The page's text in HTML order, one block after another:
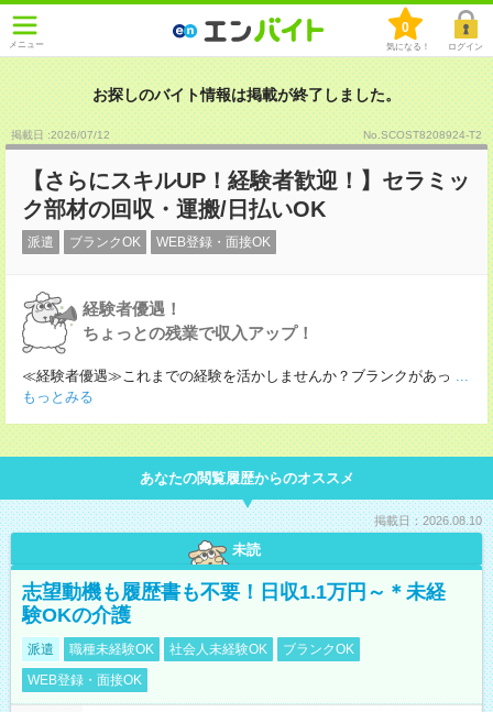
メニュー
0
気になる！ ログイン
お探しのバイト情報は掲載が終了しました。
掲載日 :2026/07/12 No.SCOST8208924-T2
【さらにスキルUP！経験者歓迎！】セラミッ
ク部材の回収・運搬/日払いOK
派遣 ブランクOK WEB登録・面接OK
経験者優遇！
ちょっとの残業で収入アップ！
≪経験者優遇≫これまでの経験を活かしませんか？ブランクがあっ ...
もっとみる
あなたの閲覧履歴からのオススメ
掲載日：2026.08.10
未読
志望動機も履歴書も不要！日収1.1万円～＊未経
験OKの介護
派遣 職種未経験OK 社会人未経験OK
ブランクOK
WEB登録・面接OK